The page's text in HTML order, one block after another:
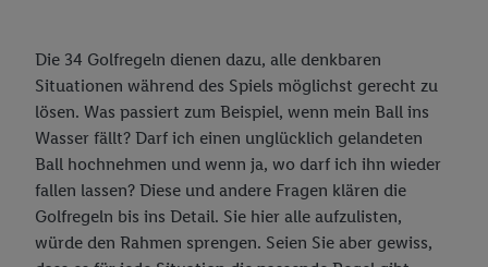
DIY Welt
Moderne Küche
Besser schlafen
Garten Welt
Junge Familie
Die 34 Golfregeln dienen dazu, alle denkbaren
Situationen während des Spiels möglichst gerecht zu
lösen. Was passiert zum Beispiel, wenn mein Ball ins
Wasser fällt? Darf ich einen unglücklich gelandeten
Ball hochnehmen und wenn ja, wo darf ich ihn wieder
fallen lassen? Diese und andere Fragen klären die
Golfregeln bis ins Detail. Sie hier alle aufzulisten,
würde den Rahmen sprengen. Seien Sie aber gewiss,